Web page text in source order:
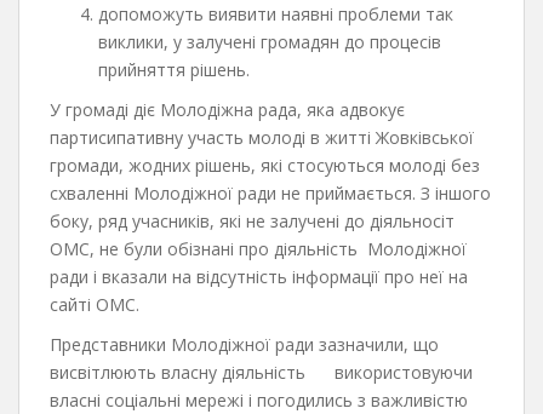
допоможуть виявити наявні проблеми так
виклики, у залучені громадян до процесів
прийняття рішень.
У громаді діє Молодіжна рада, яка адвокує
партисипативну участь молоді в житті Жовківської
громади, жодних рішень, які стосуються молоді без
схваленні Молодіжної ради не приймається. З іншого
боку, ряд учасників, які не залучені до діяльносіт
ОМС, не були обізнані про діяльність Молодіжної
ради і вказали на відсутність інформації про неї на
сайті ОМС.
Представники Молодіжної ради зазначили, що
висвітлюють власну діяльність використовуючи
власні соціальні мережі і погодились з важливістю